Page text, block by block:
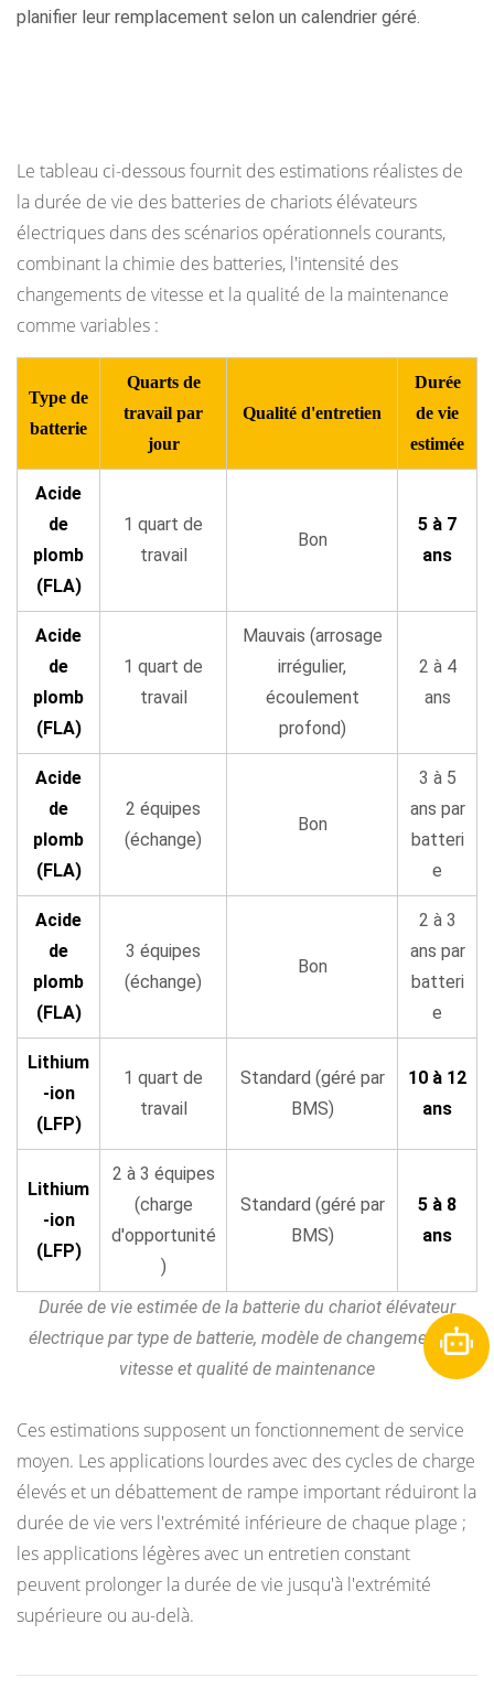
planifier leur remplacement selon un calendrier géré.
Le tableau ci-dessous fournit des estimations réalistes de
la durée de vie des batteries de chariots élévateurs
électriques dans des scénarios opérationnels courants,
combinant la chimie des batteries, l'intensité des
changements de vitesse et la qualité de la maintenance
comme variables :
Durée de vie estimée de la batterie du chariot élévateur
électrique par type de batterie, modèle de changement de
vitesse et qualité de maintenance
Type de
batterie
Quarts de
travail par
jour
Qualité d'entretien
Durée
de vie
estimée
Acide
de
plomb
(FLA)
1 quart de
travail
Bon
5 à 7
ans
Acide
de
plomb
(FLA)
1 quart de
travail
Mauvais (arrosage
irrégulier,
écoulement
profond)
2 à 4
ans
Acide
de
plomb
(FLA)
2 équipes
(échange)
Bon
3 à 5
ans par
batteri
e
Acide
de
plomb
(FLA)
3 équipes
(échange)
Bon
2 à 3
ans par
batteri
e
Lithium
-ion
(LFP)
1 quart de
travail
Standard (géré par
BMS)
10 à 12
ans
Lithium
-ion
(LFP)
2 à 3 équipes
(charge
d'opportunité
)
Standard (géré par
BMS)
5 à 8
ans
Ces estimations supposent un fonctionnement de service
moyen. Les applications lourdes avec des cycles de charge
élevés et un débattement de rampe important réduiront la
durée de vie vers l'extrémité inférieure de chaque plage ;
les applications légères avec un entretien constant
peuvent prolonger la durée de vie jusqu'à l'extrémité
supérieure ou au-delà.